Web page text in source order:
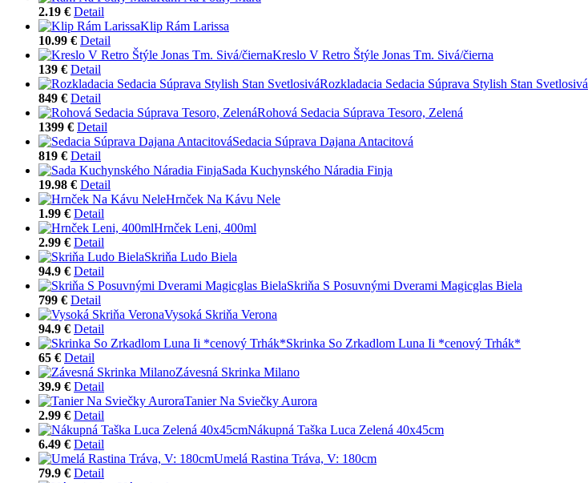
2.19 € Detail
Klip Rám Larissa
10.99 € Detail
Kreslo V Retro Štýle Jonas Tm. Sivá/čierna
139 € Detail
Rozkladacia Sedacia Súprava Stylish Stan Svetlosivá
849 € Detail
Rohová Sedacia Súprava Tesoro, Zelená
1399 € Detail
Sedacia Súprava Dajana Antacitová
819 € Detail
Sada Kuchynského Náradia Finja
19.98 € Detail
Hrnček Na Kávu Nele
1.99 € Detail
Hrnček Leni, 400ml
2.99 € Detail
Skriňa Ludo Biela
94.9 € Detail
Skriňa S Posuvnými Dverami Magicglas Biela
799 € Detail
Vysoká Skriňa Verona
94.9 € Detail
Skrinka So Zrkadlom Luna Ii *cenový Trhák*
65 € Detail
Závesná Skrinka Milano
39.9 € Detail
Tanier Na Sviečky Aurora
2.99 € Detail
Nákupná Taška Luca Zelená 40x45cm
6.49 € Detail
Umelá Rastina Tráva, V: 180cm
79.9 € Detail